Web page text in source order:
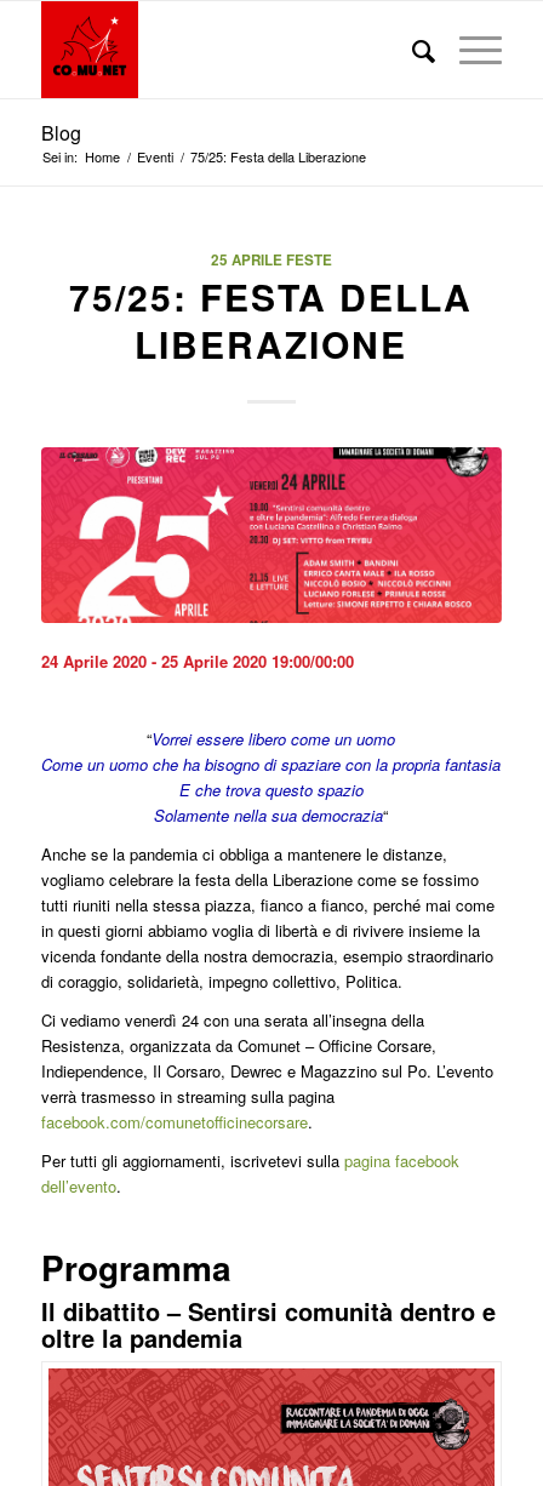
Blog
Sei in: Home / Eventi / 75/25: Festa della Liberazione
25 APRILEFESTE
75/25: FESTA DELLA
LIBERAZIONE
24 Aprile 2020 - 25 Aprile 2020 19:00/00:00
“Vorrei essere libero come un uomo
Come un uomo che ha bisogno di spaziare con la propria fantasia
E che trova questo spazio
Solamente nella sua democrazia“
Anche se la pandemia ci obbliga a mantenere le distanze,
vogliamo celebrare la festa della Liberazione come se fossimo
tutti riuniti nella stessa piazza, fianco a fianco, perché mai come
in questi giorni abbiamo voglia di libertà e di rivivere insieme la
vicenda fondante della nostra democrazia, esempio straordinario
di coraggio, solidarietà, impegno collettivo, Politica.
Ci vediamo venerdì 24 con una serata all’insegna della
Resistenza, organizzata da Comunet – Officine Corsare,
Indiependence, Il Corsaro, Dewrec e Magazzino sul Po. L’evento
verrà trasmesso in streaming sulla pagina
facebook.com/comunetofficinecorsare.
Per tutti gli aggiornamenti, iscrivetevi sulla pagina facebook
dell’evento.
Programma
Il dibattito – Sentirsi comunità dentro e
oltre la pandemia